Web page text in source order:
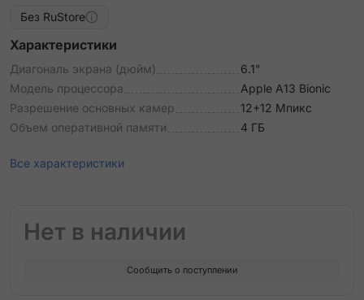
Без RuStore
Характеристики
Диагональ экрана (дюйм)
6.1"
Модель процессора
Apple A13 Bionic
Разрешение основных камер
12+12 Мпикс
Объем оперативной памяти
4 ГБ
Все характеристики
Нет в наличии
Сообщить о поступлении